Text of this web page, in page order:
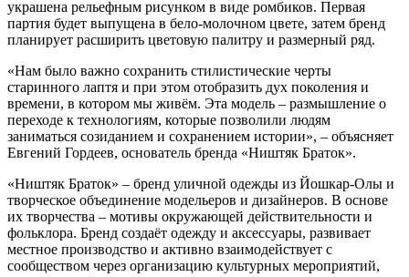
украшена рельефным рисунком в виде ромбиков. Первая
партия будет выпущена в бело-молочном цвете, затем бренд
планирует расширить цветовую палитру и размерный ряд.
«Нам было важно сохранить стилистические черты
старинного лаптя и при этом отобразить дух поколения и
времени, в котором мы живём. Эта модель – размышление о
переходе к технологиям, которые позволили людям
заниматься созиданием и сохранением истории», – объясняет
Евгений Гордеев, основатель бренда «Ништяк Браток».
«Ништяк Браток» – бренд уличной одежды из Йошкар-Олы и
творческое объединение модельеров и дизайнеров. В основе
их творчества – мотивы окружающей действительности и
фольклора. Бренд создаёт одежду и аксессуары, развивает
местное производство и активно взаимодействует с
сообществом через организацию культурных мероприятий,